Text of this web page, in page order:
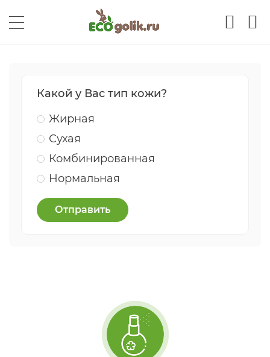
Какой у Вас тип кожи?
Жирная
Сухая
Комбинированная
Нормальная
Отправить